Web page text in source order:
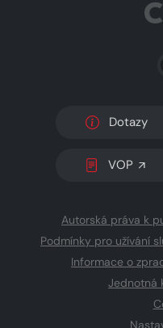
Dotazy
VOP
Autorská práva k
Podmínky pro užívání
Informace o
Jednotná